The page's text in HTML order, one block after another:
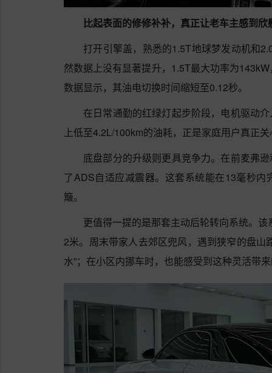
比起表面的修修补补，真正让老车主感到
打开引擎盖，熟悉的1.5T地球梦发动机和
然数据上没有显著提升，1.5T最大功率为
数据显示，其油电切换时间缩短至0.12秒。
在日常通勤的红绿灯起步阶段，电机驱动
上低至4.2L/100km的油耗，正是家庭用户真正关
底盘部分的升级则更具竞争力。在前麦弗
了ADS自适应减震器。这套系统能在13毫秒
簸。
更值得一提的是那套主动后轮转向系统。
2米。周末带家人去郊区兜风，遇到狭窄的盘山
水”；在小区内挪车时，也能感受到这种灵活带